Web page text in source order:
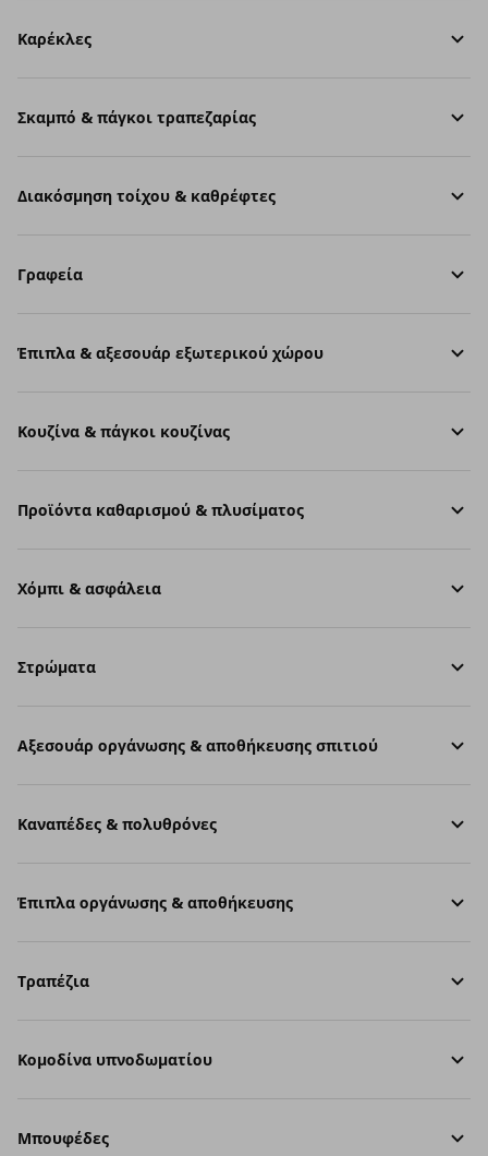
Καρέκλες
Σκαμπό & πάγκοι τραπεζαρίας
Διακόσμηση τοίχου & καθρέφτες
Γραφεία
Έπιπλα & αξεσουάρ εξωτερικού χώρου
Κουζίνα & πάγκοι κουζίνας
Προϊόντα καθαρισμού & πλυσίματος
Χόμπι & ασφάλεια
Στρώματα
Aξεσουάρ οργάνωσης & αποθήκευσης σπιτιού
Καναπέδες & πολυθρόνες
Έπιπλα οργάνωσης & αποθήκευσης
Τραπέζια
Κομοδίνα υπνοδωματίου
Μπουφέδες